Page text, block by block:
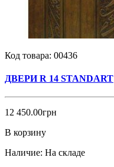
Код товара: 00436
ДВЕРИ R 14 STANDART
12 450.00грн
В корзину
Наличие: На складе